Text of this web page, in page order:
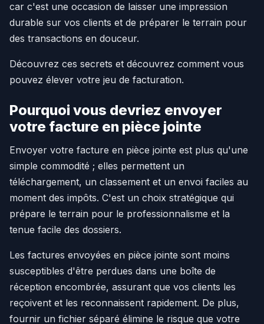
car c'est une occasion de laisser une impression
durable sur vos clients et de préparer le terrain pour
des transactions en douceur.
Découvrez ces secrets et découvrez comment vous
pouvez élever votre jeu de facturation.
Pourquoi vous devriez envoyer
votre facture en pièce jointe
Envoyer votre facture en pièce jointe est plus qu'une
simple commodité ; elles permettent un
téléchargement, un classement et un envoi faciles au
moment des impôts. C'est un choix stratégique qui
prépare le terrain pour le professionnalisme et la
tenue facile des dossiers.
Les factures envoyées en pièce jointe sont moins
susceptibles d'être perdues dans une boîte de
réception encombrée, assurant que vos clients les
reçoivent et les reconnaissent rapidement. De plus,
fournir un fichier séparé élimine le risque que votre